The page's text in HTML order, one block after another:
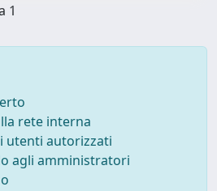
1
rete interna
utenti autorizzati
agli amministratori